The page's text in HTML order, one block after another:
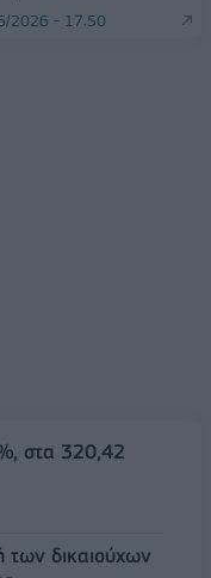
2026 - 17:50
στα 320,42
δικαιούχων